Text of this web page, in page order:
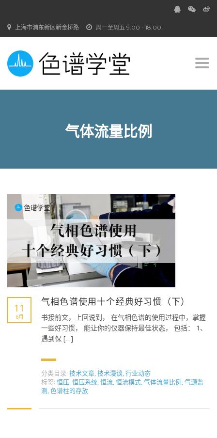
周一至周五 9.00 - 18.00
上海市浦东新区新金桥路
气体流量比例
11
6月
气相色谱使用十个经典好习惯（下）
书接前文，上回说到， 在气相色谱的使用过程中，掌握
一些好习惯， 能让你的仪器保持最佳状态， 包括： 1、
遇到保 […]
分类目录: 技术文章,技术漫谈,行业动态
标签: 恒压,恒压系统,恒流,恒流模式,气体流量比例,气源监
测,色谱柱的存放